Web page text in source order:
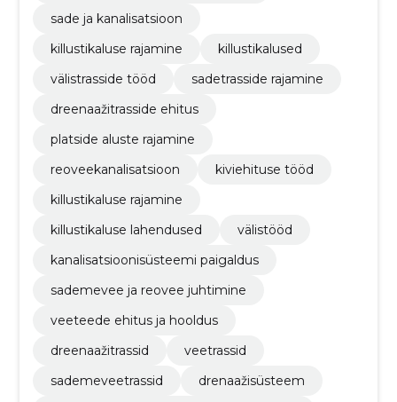
sade ja kanalisatsioon
killustikaluse rajamine
killustikalused
välistrasside tööd
sadetrasside rajamine
dreenaažitrasside ehitus
platside aluste rajamine
reoveekanalisatsioon
kiviehituse tööd
killustikaluse rajamine
killustikaluse lahendused
välistööd
kanalisatsioonisüsteemi paigaldus
sademevee ja reovee juhtimine
veeteede ehitus ja hooldus
dreenaažitrassid
veetrassid
sademeveetrassid
drenaažisüsteem